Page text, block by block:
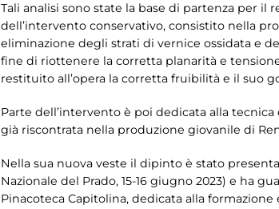
Tali analisi sono state la base di partenza per il
dell’intervento conservativo, consistito nella
eliminazione degli strati di vernice ossidata e
fine di riottenere la corretta planarità e
restituito all’opera la corretta fruibilità e il suo
Parte dell’intervento è poi dedicata alla
già riscontrata nella produzione giovanile di
Nella sua nuova veste il dipinto è stato
Nazionale del Prado, 15-16 giugno 2023) e ha
Pinacoteca Capitolina, dedicata alla